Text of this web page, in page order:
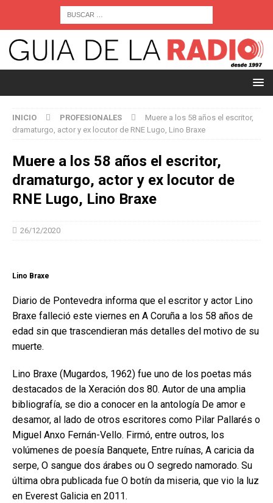
INICIO PROFESIONALES
Muere a los 58 años el escritor,
dramaturgo, actor y ex locutor de RNE Lugo, Lino Braxe
Muere a los 58 años el escritor,
dramaturgo, actor y ex locutor de
RNE Lugo, Lino Braxe
26/12/2020
Lino Braxe
Diario de Pontevedra informa que el escritor y actor Lino
Braxe falleció este viernes en A Coruña a los 58 años de
edad sin que trascendieran más detalles del motivo de su
muerte.
Lino Braxe (Mugardos, 1962) fue uno de los poetas más
destacados de la Xeración dos 80. Autor de una amplia
bibliografía, se dio a conocer en la antología De amor e
desamor, al lado de otros escritores como Pilar Pallarés o
Miguel Anxo Fernán-Vello. Firmó, entre outros, los
volúmenes de poesía Banquete, Entre ruínas, A caricia da
serpe, O sangue dos árabes ou O segredo namorado. Su
última obra publicada fue O botín da miseria, que vio la luz
en Everest Galicia en 2011.